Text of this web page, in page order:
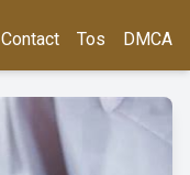
Contact Tos DMCA